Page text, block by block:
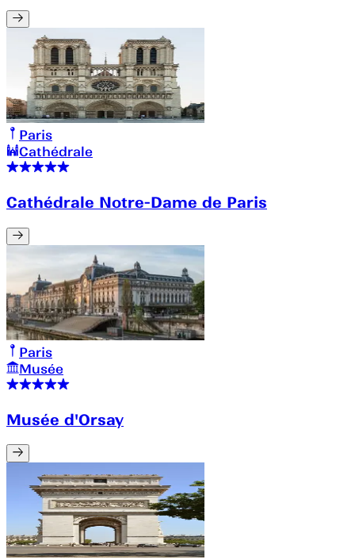
Paris
Cathédrale
Cathédrale Notre-Dame de Paris
Paris
Musée
Musée d'Orsay